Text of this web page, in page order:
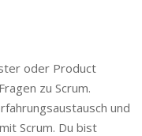
oder Product
zu Scrum.
und
Scrum. Du bist